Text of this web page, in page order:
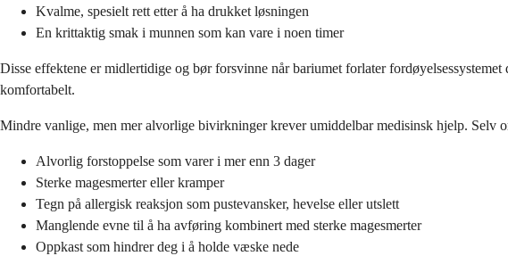
Kvalme, spesielt rett etter å ha drukket løsningen
En krittaktig smak i munnen som kan vare i noen timer
Disse effektene er midlertidige og bør forsvinne når bariumet forlater
komfortabelt.
Mindre vanlige, men mer alvorlige bivirkninger krever umiddelbar medisinsk hjelp. Selv
Alvorlig forstoppelse som varer i mer enn 3 dager
Sterke magesmerter eller kramper
Tegn på allergisk reaksjon som pustevansker, hevelse eller utslett
Manglende evne til å ha avføring kombinert med sterke magesmerter
Oppkast som hindrer deg i å holde væske nede